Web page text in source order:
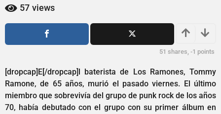
2
ñ
g
o
o
57 views
51 shares, -1 points
[dropcap]E[/dropcap]l baterista de Los Ramones, Tommy
Ramone, de 65 años, murió el pasado viernes. El último
miembro que sobrevivía del grupo de punk rock de los años
70, había debutado con el grupo con su primer álbum en